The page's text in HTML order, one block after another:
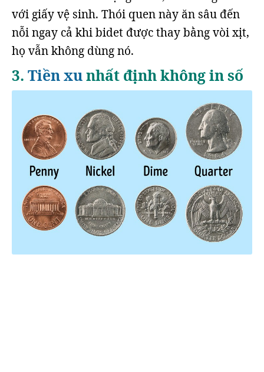
với giấy vệ sinh. Thói quen này ăn sâu đến
nỗi ngay cả khi bidet được thay bằng vòi xịt,
họ vẫn không dùng nó.
3. Tiền xunhất định không in số